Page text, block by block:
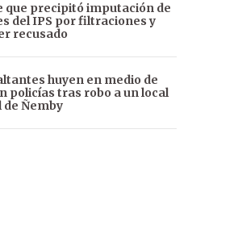
que precipitó imputación de
del IPS por filtraciones y
recusado
huyen en medio de
policías tras robo a un local
Ñemby